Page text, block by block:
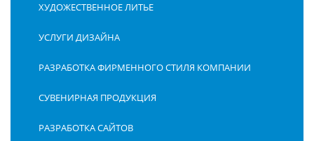
ХУДОЖЕСТВЕННОЕ ЛИТЬЕ
УСЛУГИ ДИЗАЙНА
РАЗРАБОТКА ФИРМЕННОГО СТИЛЯ КОМПАНИИ
СУВЕНИРНАЯ ПРОДУКЦИЯ
РАЗРАБОТКА САЙТОВ